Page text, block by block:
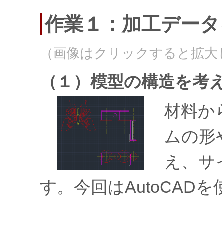
作業１：加工デー
（画像はクリックすると拡
（１）模型の構造を考
材料か
ムの形
え、
す。今回はAutoCADを